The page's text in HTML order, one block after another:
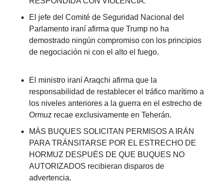
El jefe del Comité de Seguridad Nacional del
Parlamento iraní afirma que Trump no ha
demostrado ningún compromiso con los principios
de negociación ni con el alto el fuego.
El ministro iraní Araqchi afirma que la
responsabilidad de restablecer el tráfico marítimo a
los niveles anteriores a la guerra en el estrecho de
Ormuz recae exclusivamente en Teherán.
MÁS BUQUES SOLICITAN PERMISOS A IRÁN
PARA TRÁNSITARSE POR EL ESTRECHO DE
HORMUZ DESPUÉS DE QUE BUQUES NO
AUTORIZADOS recibieran disparos de
advertencia.